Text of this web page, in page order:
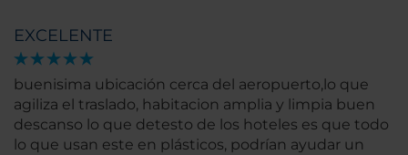
EXCELENTE
buenisima ubicación cerca del aeropuerto,lo que
agiliza el traslado, habitacion amplia y limpia buen
descanso lo que detesto de los hoteles es que todo
lo que usan este en plásticos, podrían ayudar un